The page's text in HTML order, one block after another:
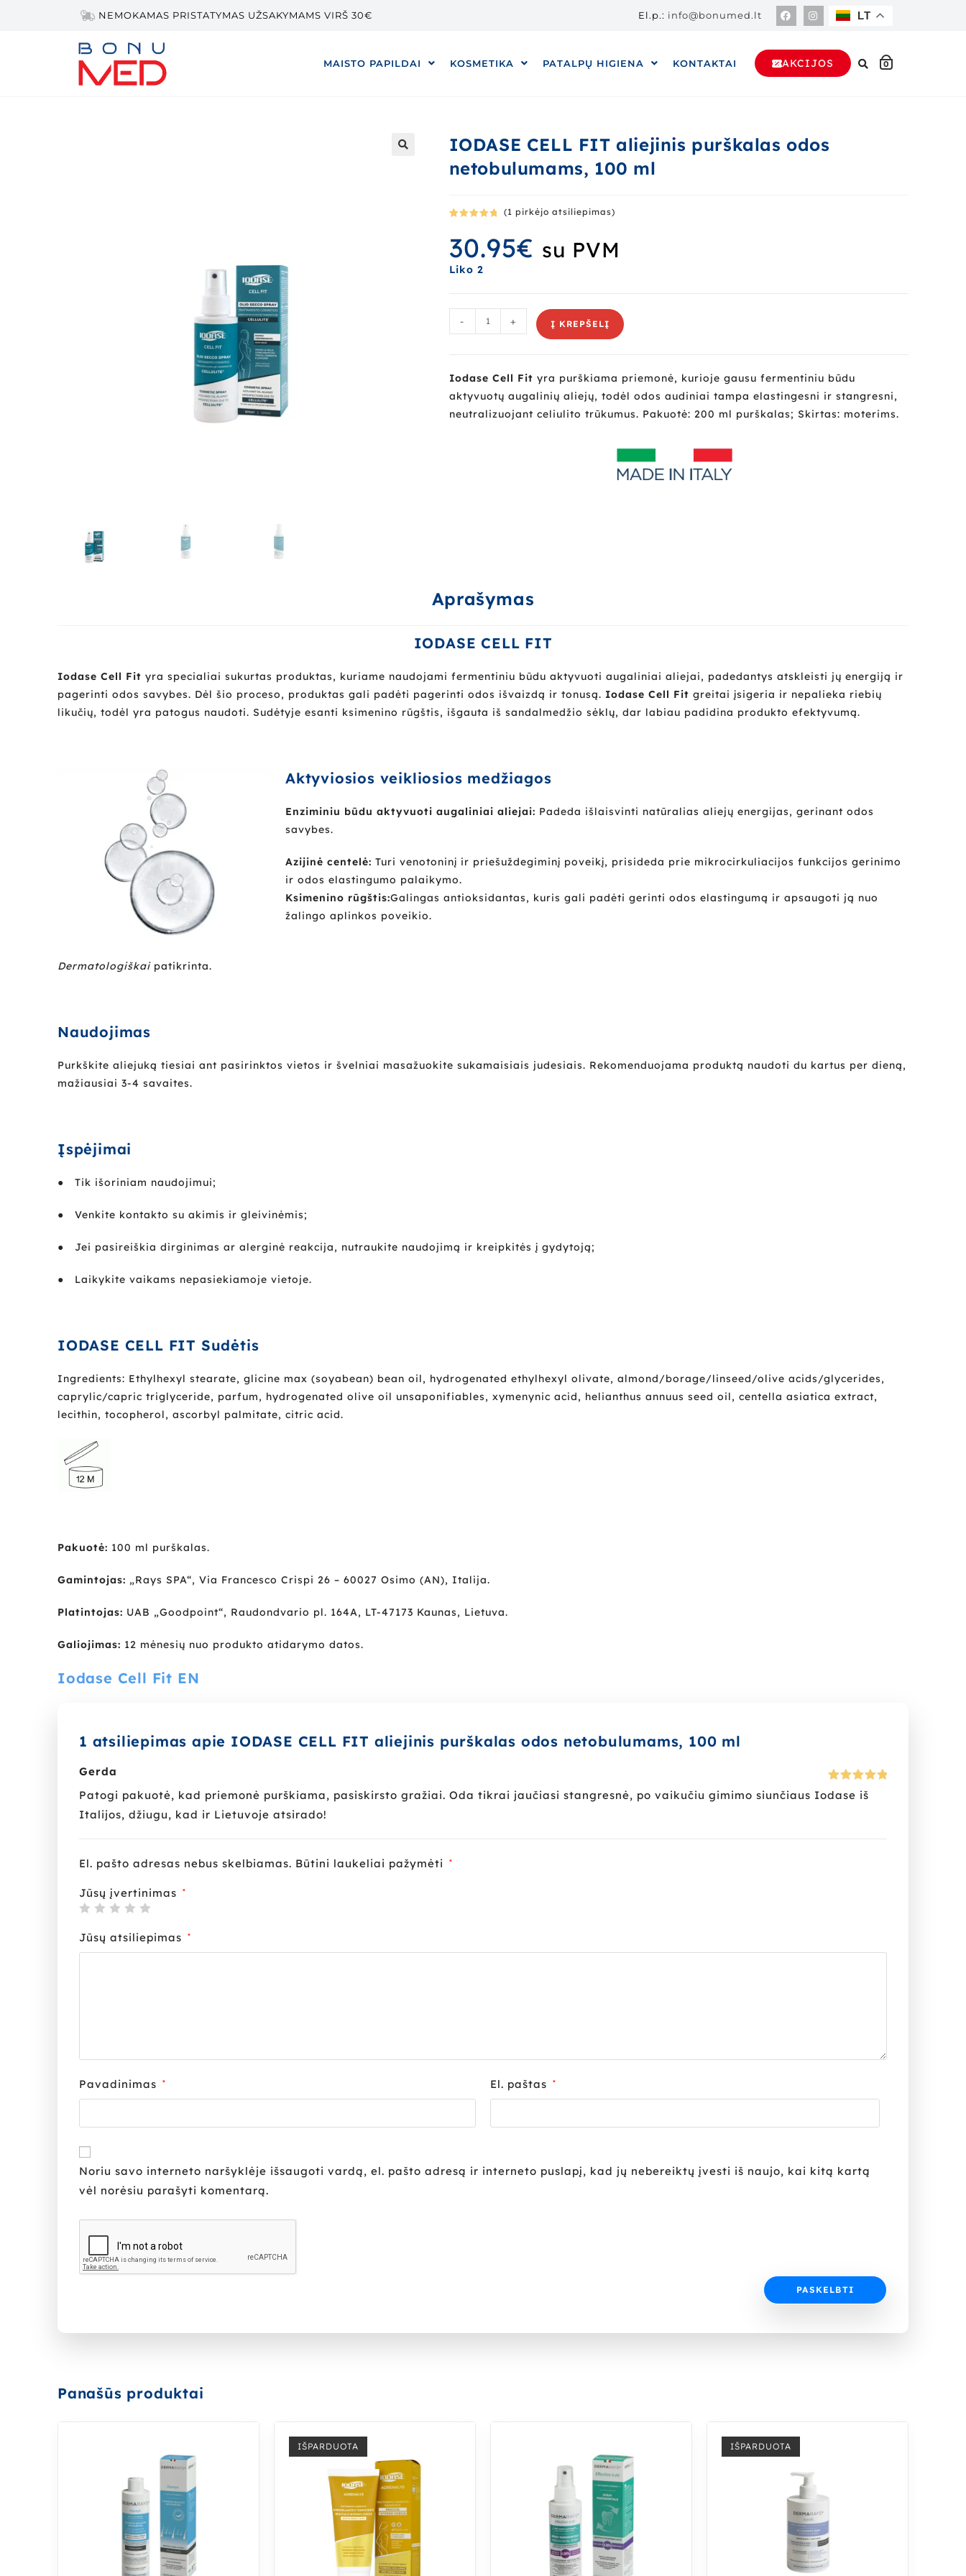
NEMOKAMAS PRISTATYMAS UŽSAKYMAMS VIRŠ 30€ El.p.: info@bonumed.lt LT
MAISTO PAPILDAI KOSMETIKA PATALPŲ HIGIENA KONTAKTAI AKCIJOS 0
IODASE CELL FIT aliejinis purškalas odos
netobulumams, 100 ml
s: 5.00
iš
5 (viso
įvertinimų:
(1 pirkėjo atsiliepimas)
30.95€ su PVM
Liko 2
- + Į KREPŠELĮ
Iodase Cell Fit yra purškiama priemonė, kurioje gausu fermentiniu būdu
aktyvuotų augalinių aliejų, todėl odos audiniai tampa elastingesni ir stangresni,
neutralizuojant celiulito trūkumus. Pakuotė: 200 ml purškalas; Skirtas: moterims.
Aprašymas
IODASE CELL FIT
Iodase Cell Fit yra specialiai sukurtas produktas, kuriame naudojami fermentiniu būdu aktyvuoti augaliniai aliejai, padedantys atskleisti jų energiją ir
pagerinti odos savybes. Dėl šio proceso, produktas gali padėti pagerinti odos išvaizdą ir tonusą. Iodase Cell Fit greitai įsigeria ir nepalieka riebių
likučių, todėl yra patogus naudoti. Sudėtyje esanti ksimenino rūgštis, išgauta iš sandalmedžio sėklų, dar labiau padidina produkto efektyvumą.
Aktyviosios veikliosios medžiagos
Enziminiu būdu aktyvuoti augaliniai aliejai: Padeda išlaisvinti natūralias aliejų energijas, gerinant odos
savybes.
Azijinė centelė: Turi venotoninį ir priešuždegiminį poveikį, prisideda prie mikrocirkuliacijos funkcijos gerinimo
ir odos elastingumo palaikymo.
Ksimenino rūgštis:Galingas antioksidantas, kuris gali padėti gerinti odos elastingumą ir apsaugoti ją nuo
žalingo aplinkos poveikio.
Dermatologiškaipatikrinta.
Naudojimas
Purkškite aliejuką tiesiai ant pasirinktos vietos ir švelniai masažuokite sukamaisiais judesiais. Rekomenduojama produktą naudoti du kartus per dieną,
mažiausiai 3-4 savaites.
Įspėjimai
● Tik išoriniam naudojimui;
● Venkite kontakto su akimis ir gleivinėmis;
● Jei pasireiškia dirginimas ar alerginė reakcija, nutraukite naudojimą ir kreipkitės į gydytoją;
● Laikykite vaikams nepasiekiamoje vietoje.
IODASE CELL FIT Sudėtis
Ingredients: Ethylhexyl stearate, glicine max (soyabean) bean oil, hydrogenated ethylhexyl olivate, almond/borage/linseed/olive acids/glycerides,
caprylic/capric triglyceride, parfum, hydrogenated olive oil unsaponifiables, xymenynic acid, helianthus annuus seed oil, centella asiatica extract,
lecithin, tocopherol, ascorbyl palmitate, citric acid.
Pakuotė: 100 ml purškalas.
Gamintojas: „Rays SPA“, Via Francesco Crispi 26 – 60027 Osimo (AN), Italija.
Platintojas: UAB „Goodpoint“, Raudondvario pl. 164A, LT-47173 Kaunas, Lietuva.
Galiojimas: 12 mėnesių nuo produkto atidarymo datos.
Iodase Cell Fit EN
1 atsiliepimas apie IODASE CELL FIT aliejinis purškalas odos netobulumams, 100 ml
Įvertinima
Gerda
Patogi pakuotė, kad priemonė purškiama, pasiskirsto gražiai. Oda tikrai jaučiasi stangresnė, po vaikučiu gimimo siunčiaus Iodase iš
Italijos, džiugu, kad ir Lietuvoje atsirado!
El. pašto adresas nebus skelbiamas. Būtini laukeliai pažymėti *
Jūsų įvertinimas *
Jūsų atsiliepimas *
Pavadinimas * El. paštas *
Noriu savo interneto naršyklėje išsaugoti vardą, el. pašto adresą ir interneto puslapį, kad jų nebereiktų įvesti iš naujo, kai kitą kartą
vėl norėsiu parašyti komentarą.
Panašūs produktai
IŠPARDUOTA IŠPARDUOTA